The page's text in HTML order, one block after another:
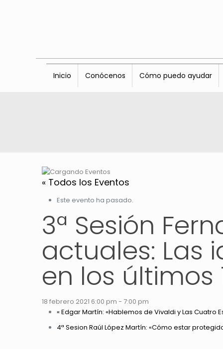
Inicio Conócenos Cómo puedo ayudar
« Todos los Eventos
Este evento ha pasado.
3ª Sesión
actuales: Las
en los últimos
18 febrero 2021 6:00 pm - 7:00 pm
« Edgar Martín: «Hablemos de Vivaldi y Las Cuatro
4ª Sesion Raúl López Martín: «Cómo estar